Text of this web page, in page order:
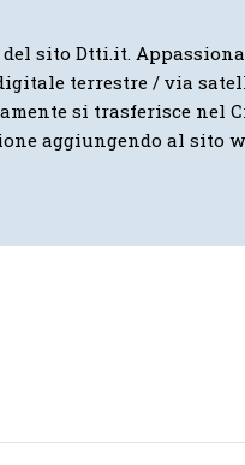
sito Dtti.it.
terrestre / via
si trasferisce nel
aggiungendo al sito